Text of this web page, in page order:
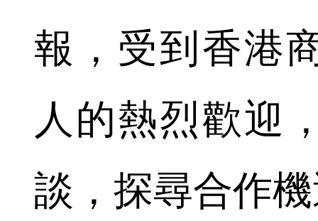
報，受到香港
人的熱烈歡迎
談，探尋合作